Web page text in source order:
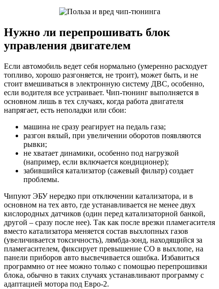
Нужно ли перепрошивать блок
управления двигателем
Если автомобиль ведет себя нормально (умеренно расходует
топливо, хорошо разгоняется, не троит), может быть, и не
стоит вмешиваться в электронную систему ДВС, особенно,
если водителя все устраивает. Чип-тюнинг выполняется в
основном лишь в тех случаях, когда работа двигателя
напрягает, есть неполадки или сбои:
машина не сразу реагирует на педаль газа;
разгон вялый, при увеличении оборотов появляются
рывки;
не хватает динамики, особенно под нагрузкой
(например, если включается кондиционер);
забившийся катализатор (сажевый фильтр) создает
проблемы.
Чипуют ЭБУ нередко при отключении катализатора, и в
основном на тех авто, где устанавливается не менее двух
кислородных датчиков (один перед катализаторной банкой,
другой – сразу после нее). Так как после врезки пламегасителя
вместо катализатора меняется состав выхлопных газов
(увеличивается токсичность), лямбда-зонд, находящийся за
пламегасителем, фиксирует превышение CO в выхлопе, на
панели приборов авто высвечивается ошибка. Избавиться
программно от нее можно только с помощью перепрошивки
блока, обычно в таких случаях устанавливают программу с
адаптацией мотора под Евро-2.